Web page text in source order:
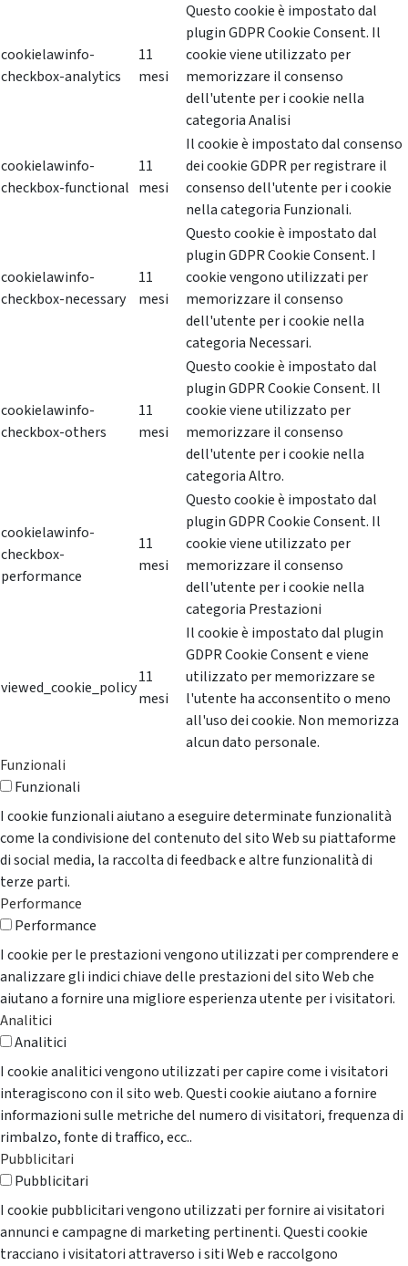
cookielawinfo-
checkbox-analytics
11
mesi
Questo cookie è impostato dal
plugin GDPR Cookie Consent. Il
cookie viene utilizzato per
memorizzare il consenso
dell'utente per i cookie nella
categoria Analisi
cookielawinfo-
checkbox-functional
11
mesi
Il cookie è impostato dal consenso
dei cookie GDPR per registrare il
consenso dell'utente per i cookie
nella categoria Funzionali.
cookielawinfo-
checkbox-necessary
11
mesi
Questo cookie è impostato dal
plugin GDPR Cookie Consent. I
cookie vengono utilizzati per
memorizzare il consenso
dell'utente per i cookie nella
categoria Necessari.
cookielawinfo-
checkbox-others
11
mesi
Questo cookie è impostato dal
plugin GDPR Cookie Consent. Il
cookie viene utilizzato per
memorizzare il consenso
dell'utente per i cookie nella
categoria Altro.
cookielawinfo-
checkbox-
performance
11
mesi
Questo cookie è impostato dal
plugin GDPR Cookie Consent. Il
cookie viene utilizzato per
memorizzare il consenso
dell'utente per i cookie nella
categoria Prestazioni
viewed_cookie_policy
11
mesi
Il cookie è impostato dal plugin
GDPR Cookie Consent e viene
utilizzato per memorizzare se
l'utente ha acconsentito o meno
all'uso dei cookie. Non memorizza
alcun dato personale.
Funzionali
Funzionali
I cookie funzionali aiutano a eseguire determinate funzionalità
come la condivisione del contenuto del sito Web su piattaforme
di social media, la raccolta di feedback e altre funzionalità di
terze parti.
Performance
Performance
I cookie per le prestazioni vengono utilizzati per comprendere e
analizzare gli indici chiave delle prestazioni del sito Web che
aiutano a fornire una migliore esperienza utente per i visitatori.
Analitici
Analitici
I cookie analitici vengono utilizzati per capire come i visitatori
interagiscono con il sito web. Questi cookie aiutano a fornire
informazioni sulle metriche del numero di visitatori, frequenza di
rimbalzo, fonte di traffico, ecc..
Pubblicitari
Pubblicitari
I cookie pubblicitari vengono utilizzati per fornire ai visitatori
annunci e campagne di marketing pertinenti. Questi cookie
tracciano i visitatori attraverso i siti Web e raccolgono